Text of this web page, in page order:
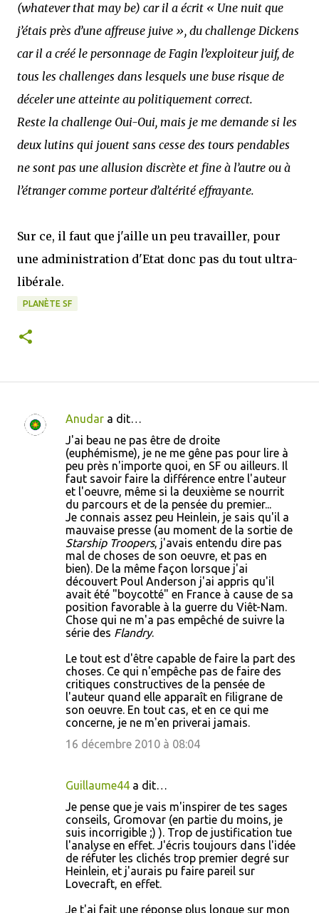
(whatever that may be) car il a écrit « Une nuit que
j’étais près d’une affreuse juive », du challenge Dickens
car il a créé le personnage de Fagin l’exploiteur juif, de
tous les challenges dans lesquels une buse risque de
déceler une atteinte au politiquement correct.
Reste la challenge Oui-Oui, mais je me demande si les
deux lutins qui jouent sans cesse des tours pendables
ne sont pas une allusion discrète et fine à l’autre ou à
l’étranger comme porteur d’altérité effrayante.
Sur ce, il faut que j'aille un peu travailler, pour
une administration d'Etat donc pas du tout ultra-
libérale.
PLANÈTE SF
C
Anudar a dit…
J'ai beau ne pas être de droite
(euphémisme), je ne me gêne pas pour lire à
peu près n'importe quoi, en SF ou ailleurs. Il
faut savoir faire la différence entre l'auteur
et l'oeuvre, même si la deuxième se nourrit
du parcours et de la pensée du premier...
Je connais assez peu Heinlein, je sais qu'il a
mauvaise presse (au moment de la sortie de
Starship Troopers, j'avais entendu dire pas
mal de choses de son oeuvre, et pas en
bien). De la même façon lorsque j'ai
découvert Poul Anderson j'ai appris qu'il
avait été "boycotté" en France à cause de sa
position favorable à la guerre du Viêt-Nam.
Chose qui ne m'a pas empêché de suivre la
série des Flandry.
Le tout est d'être capable de faire la part des
choses. Ce qui n'empêche pas de faire des
critiques constructives de la pensée de
l'auteur quand elle apparaît en filigrane de
son oeuvre. En tout cas, et en ce qui me
concerne, je ne m'en priverai jamais.
16 décembre 2010 à 08:04
Guillaume44 a dit…
Je pense que je vais m'inspirer de tes sages
conseils, Gromovar (en partie du moins, je
suis incorrigible ;) ). Trop de justification tue
l'analyse en effet. J'écris toujours dans l'idée
de réfuter les clichés trop premier degré sur
Heinlein, et j'aurais pu faire pareil sur
Lovecraft, en effet.
Je t'ai fait une réponse plus longue sur mon